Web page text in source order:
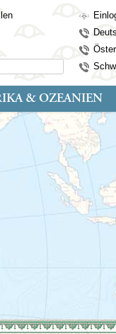
Nepal
Seidenstraße
Singapur
Sri Lanka
Südkorea
Taiwan
& OZEANIEN
Länder
Alaska
Australien
Kanada
Neuseeland
USA
Reise
Family (5)
und Fahrradreisen